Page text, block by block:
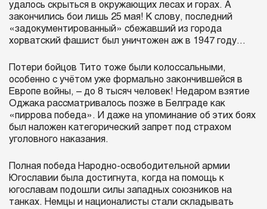
удалось скрыться в окружающих лесах и горах. А
закончились бои лишь 25 мая! К слову, последний
«задокументированный» сбежавший из города
хорватский фашист был уничтожен аж в 1947 году...
Потери бойцов Тито тоже были колоссальными,
особенно с учётом уже формально закончившейся в
Европе войны, – до 8 тысяч человек! Недаром взятие
Оджака рассматривалось позже в Белграде как
«пиррова победа». И даже на упоминание об этих боях
был наложен категорический запрет под страхом
уголовного наказания.
Полная победа Народно-освободительной армии
Югославии была достигнута, когда на помощь к
югославам подошли силы западных союзников на
танках. Немцы и националисты стали складывать